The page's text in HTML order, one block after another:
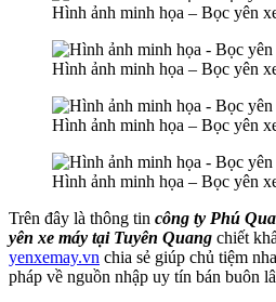
Hình ảnh minh họa – Bọc yên
Hình ảnh minh họa – Bọc yên
Hình ảnh minh họa – Bọc yên
Hình ảnh minh họa – Bọc yên
Trên đây là thông tin công ty Phú
yên xe máy tại Tuyên Quang chiết
yenxemay.vn chia sẻ giúp chủ tiệm
pháp về nguồn nhập uy tín bán buôn